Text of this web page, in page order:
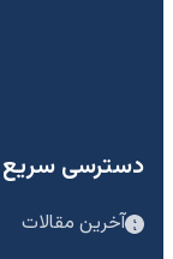
دسترسی سریع
آخرین مقالات